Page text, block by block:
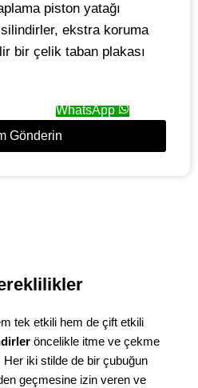
piston yatağı
ekstra koruma
bir çelik taban plakası
WhatsApp
Gönderin
tek etkili hem de çift etkili
öncelikle itme ve çekme
Her iki stilde de bir çubuğun
geçmesine izin veren ve